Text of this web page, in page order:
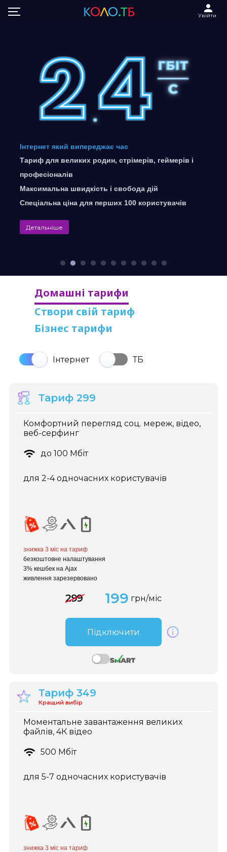
Увійти
Інтернет який випереджає час
Тариф для великих родин, стрімерів, геймерів і
професіоналів
Максимальна швидкість і свобода дій
Спеціальна ціна для перших 100 користувачів
Детальніше
Домашні тарифи
Створи свій тариф
Бізнес тарифи
Інтернет ТБ
Тариф 299
Комфортний перегляд соц. мереж, відео,
веб-серфинг
до 100 Мбіт
для 2-4 одночасних користувачів
знижка 3 міс на тариф
безкоштовне налаштування
3% кешбек на Ajax
живлення зарезервовано
299 199 грн/міс
Підключити
Тариф 349
Кращий вибір
Моментальне завантаження великих
файлів, 4К відео
500 Мбіт
для 5-7 одночасних користувачів
знижка 3 міс на тариф